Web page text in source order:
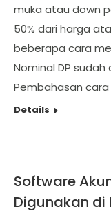
muka atau down
50% dari harga
beberapa cara
Nominal DP
Pembahasan
Details
Software
Digunakan di